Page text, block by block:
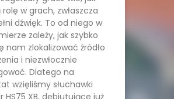
rolę w grach, zwłaszcza
dźwięk. To od niego w
zależy, jak szybko
nam zlokalizować źródło
i niezwłocznie
Dlatego na
wzięliśmy słuchawki